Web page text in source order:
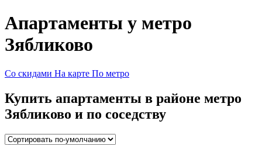
Апартаменты у метро
Зябликово
Со скидами На карте По метро
Купить апартаменты в районе метро
Зябликово и по соседству